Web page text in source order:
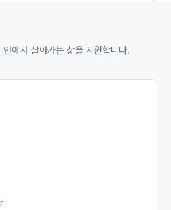
에서 살아가는 삶을 지원합니다.